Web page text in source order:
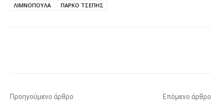
ΛΙΜΝΟΠΟΥΛΑ
ΠΑΡΚΟ ΤΣΕΠΗΣ
Προηγούμενο άρθρο
Επόμενο άρθρο